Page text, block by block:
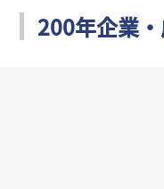
特徴
200年企業